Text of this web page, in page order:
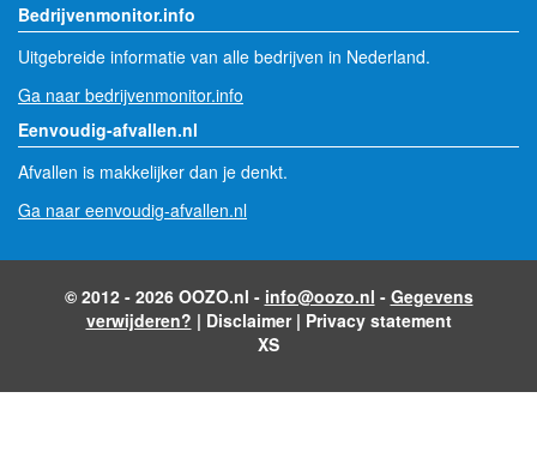
Bedrijvenmonitor.info
Uitgebreide informatie van alle bedrijven in Nederland.
Ga naar bedrijvenmonitor.info
Eenvoudig-afvallen.nl
Afvallen is makkelijker dan je denkt.
Ga naar eenvoudig-afvallen.nl
© 2012 - 2026 OOZO.nl - info@oozo.nl - Gegevens
verwijderen? | Disclaimer| Privacy statement
XS